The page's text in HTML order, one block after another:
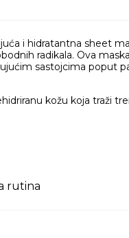
i hidratantna sheet
radikala. Ova
sastojcima poput
kožu koja traži
rutina